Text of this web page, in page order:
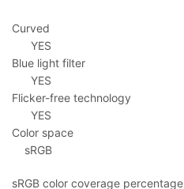
Curved
YES
Blue light filter
YES
Flicker-free technology
YES
Color space
sRGB
sRGB color coverage percentage